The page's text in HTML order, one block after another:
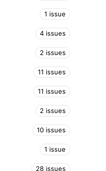
1 issue
4 issues
2 issues
11 issues
11 issues
2 issues
10 issues
1 issue
28 issues